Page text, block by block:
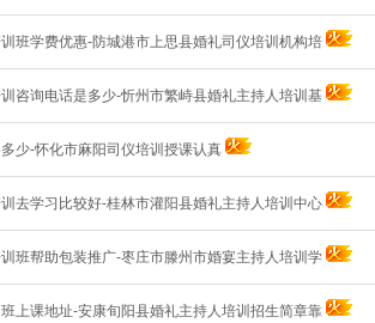
班学费优惠-防城港市上思县婚礼司仪培训机构培
咨询电话是多少-忻州市繁峙县婚礼主持人培训基
少-怀化市麻阳司仪培训授课认真
去学习比较好-桂林市灌阳县婚礼主持人培训中心
班帮助包装推广-枣庄市滕州市婚宴主持人培训学
上课地址-安康旬阳县婚礼主持人培训招生简章靠